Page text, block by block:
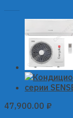
47,900.00 ₽